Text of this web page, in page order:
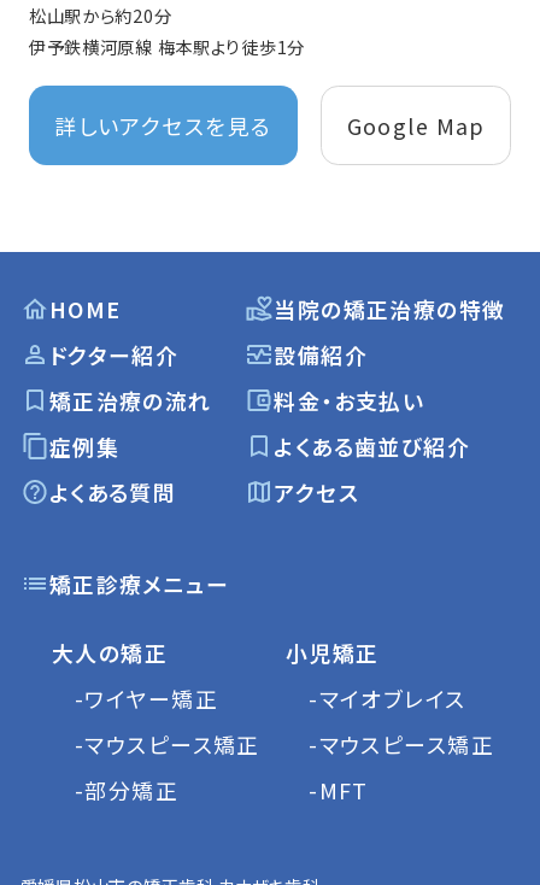
松山駅から約20分
伊予鉄横河原線 梅本駅より徒歩1分
詳しいアクセスを見る Google Map
HOME
当院の矯正治療の特徴
ドクター紹介
設備紹介
矯正治療の流れ
料金・お支払い
症例集
よくある歯並び紹介
よくある質問
アクセス
矯正診療メニュー
大人の矯正
-ワイヤー矯正
-マウスピース矯正
-部分矯正
小児矯正
-マイオブレイス
-マウスピース矯正
-MFT